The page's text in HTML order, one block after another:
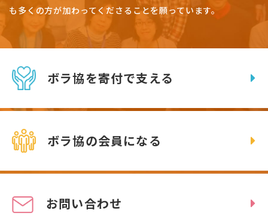
も多くの方が加わってくださることを願っています。
ボラ協を寄付で支える
ボラ協の会員になる
お問い合わせ